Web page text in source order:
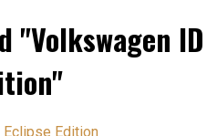
"Volkswagen ID